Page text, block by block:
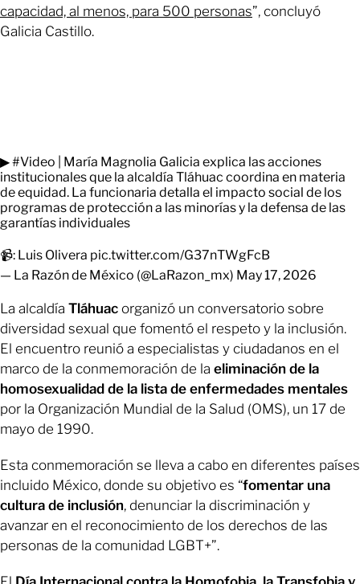
capacidad, al menos, para 500 personas”, concluyó
Galicia Castillo.
▶#Video | María Magnolia Galicia explica las acciones
institucionales que la alcaldía Tláhuac coordina en materia
de equidad. La funcionaria detalla el impacto social de los
programas de protección a las minorías y la defensa de las
garantías individuales
📹: Luis Olivera pic.twitter.com/G37nTWgFcB
— La Razón de México (@LaRazon_mx) May 17, 2026
La alcaldía Tláhuac organizó un conversatorio sobre
diversidad sexual que fomentó el respeto y la inclusión.
El encuentro reunió a especialistas y ciudadanos en el
marco de la conmemoración de la eliminación de la
homosexualidad de la lista de enfermedades mentales
por la Organización Mundial de la Salud (OMS), un 17 de
mayo de 1990.
Esta conmemoración se lleva a cabo en diferentes países
incluido México, donde su objetivo es “fomentar una
cultura de inclusión, denunciar la discriminación y
avanzar en el reconocimiento de los derechos de las
personas de la comunidad LGBT+”.